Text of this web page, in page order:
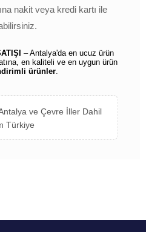
nakit veya kredi kartı ile
– Antalya'da en ucuz ürün
en kaliteli ve en uygun ürün
ürünler.
ve Çevre İller Dahil
Türkiye